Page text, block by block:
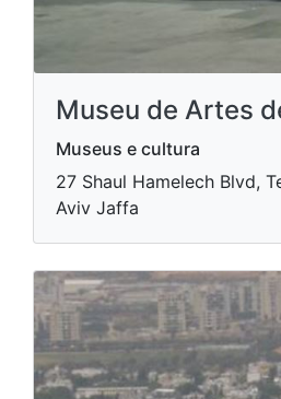
Museu de Artes
Museus e cultura
27 Shaul Hamelech Blvd,
Aviv Jaffa